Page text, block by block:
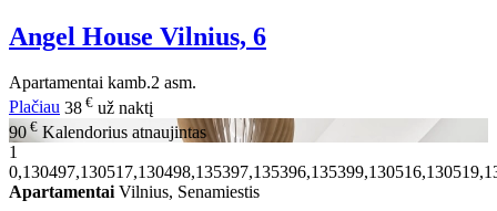
Angel House Vilnius, 6
Apartamentai kamb.2 asm.
Plačiau 38 € už naktį
90 € Kalendorius atnaujintas
1
Apartamentai Vilnius, Senamiestis